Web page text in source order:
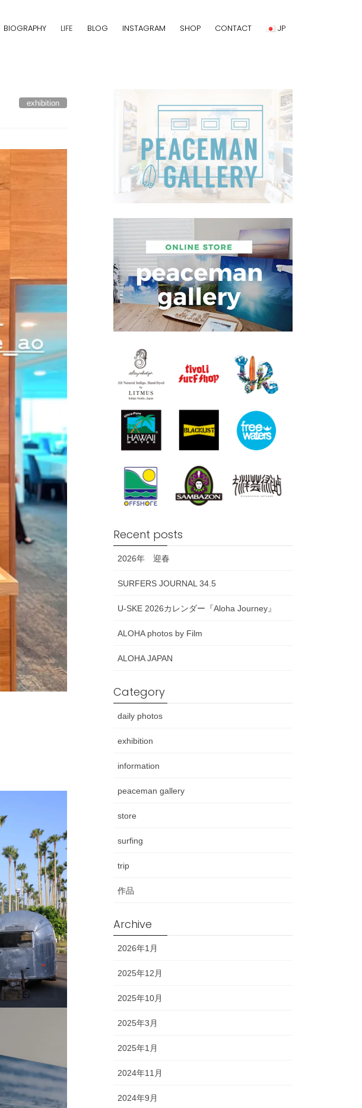
BIOGRAPHY LIFE BLOG INSTAGRAM SHOP CONTACT JP
exhibition
Recent posts
2026年 迎春
SURFERS JOURNAL 34.5
U-SKE 2026カレンダー『Aloha Journey』
ALOHA photos by Film
ALOHA JAPAN
Category
daily photos
exhibition
information
peaceman gallery
store
surfing
trip
作品
Archive
2026年1月
2025年12月
2025年10月
2025年3月
2025年1月
2024年11月
2024年9月